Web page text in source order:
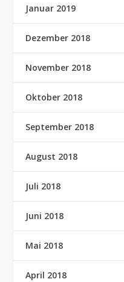
Januar 2019
Dezember 2018
November 2018
Oktober 2018
September 2018
August 2018
Juli 2018
Juni 2018
Mai 2018
April 2018